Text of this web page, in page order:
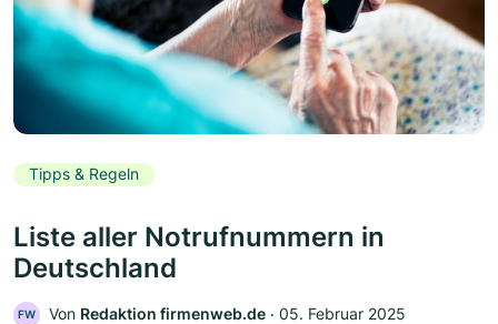
Tipps & Regeln
Liste aller Notrufnummern in
Deutschland
FW Von Redaktion firmenweb.de ‧ 05. Februar 2025